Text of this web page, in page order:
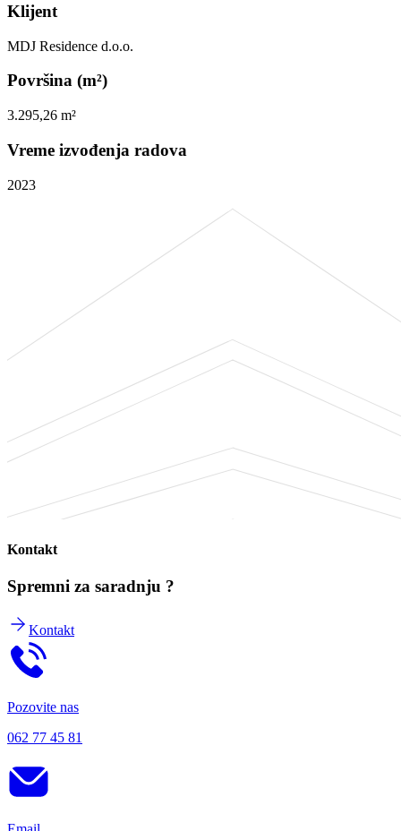
Klijent
MDJ Residence d.o.o.
Površina (m²)
3.295,26 m²
Vreme izvođenja radova
2023
Kontakt
Spremni za saradnju ?
Kontakt
Pozovite nas
062 77 45 81